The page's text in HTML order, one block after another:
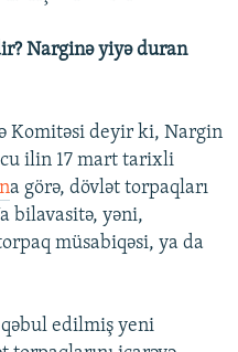
Narginə yiyə duran
Komitəsi deyir ki, Nargin
cu ilin 17 mart tarixli
a görə, dövlət torpaqları
bilavasitə, yəni,
müsabiqəsi, ya da
edilmiş yeni